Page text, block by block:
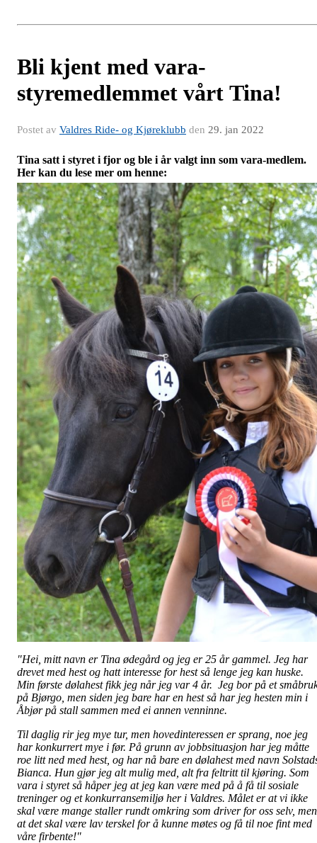
Bli kjent med vara-
styremedlemmet vårt Tina!
Postet av Valdres Ride- og Kjøreklubb den 29. jan 2022
Tina satt i styret i fjor og ble i år valgt inn som vara-medlem.
Her kan du lese mer om henne:
"Hei, mitt navn er Tina ødegård og jeg er 25 år gammel. Jeg har
drevet med hest og hatt interesse for hest så lenge jeg kan huske.
Min første dølahest fikk jeg når jeg var 4 år. Jeg bor på et
på Bjørgo, men siden jeg bare har en hest så har jeg hesten min i
Åbjør på stall sammen med ei annen venninne.
Til daglig rir jeg mye tur, men hovedinteressen er sprang, noe jeg
har konkurrert mye i før. På grunn av jobbsituasjon har jeg måtte
roe litt ned med hest, og har nå bare en dølahest med navn
Bianca. Hun gjør jeg alt mulig med, alt fra feltritt til kjøring. Som
vara i styret så håper jeg at jeg kan være med på å få til sosiale
treninger og et konkurransemiljø her i Valdres. Målet er at vi ikke
skal være mange staller rundt omkring som driver for oss selv, men
at det skal være lav terskel for å kunne møtes og få til noe fint med
våre firbente!"